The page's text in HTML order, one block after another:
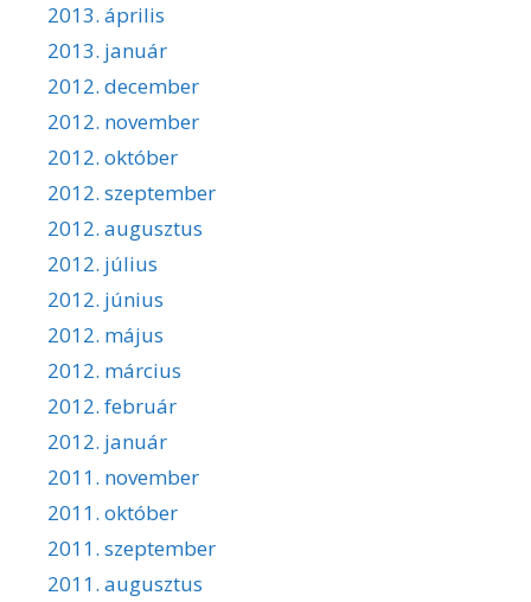
2013. április
2013. január
2012. december
2012. november
2012. október
2012. szeptember
2012. augusztus
2012. július
2012. június
2012. május
2012. március
2012. február
2012. január
2011. november
2011. október
2011. szeptember
2011. augusztus